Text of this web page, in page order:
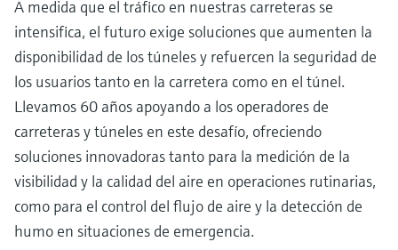
A medida que el tráfico en nuestras carreteras se
intensifica, el futuro exige soluciones que aumenten la
disponibilidad de los túneles y refuercen la seguridad de
los usuarios tanto en la carretera como en el túnel.
Llevamos 60 años apoyando a los operadores de
carreteras y túneles en este desafío, ofreciendo
soluciones innovadoras tanto para la medición de la
visibilidad y la calidad del aire en operaciones rutinarias,
como para el control del flujo de aire y la detección de
humo en situaciones de emergencia.